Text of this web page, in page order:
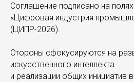
Соглашение подписано на
«Цифровая индустрия
(ЦИПР-2026).
Стороны сфокусируются на
искусственного интеллекта
и реализации общих инициатив